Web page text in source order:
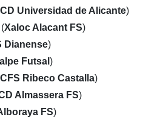
CD Universidad de Alicante)
Xaloc Alacant FS)
Dianense)
Futsal )
CFS Ribeco Castalla)
Almassera FS)
FS)